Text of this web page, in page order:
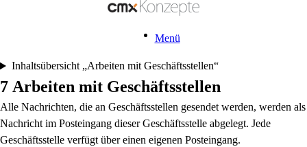
Menü
Inhaltsübersicht „Arbeiten mit Geschäftsstellen“
7 Arbeiten mit Geschäftsstellen
Alle Nachrichten, die an Geschäftsstellen gesendet werden, werden als
Nachricht im Posteingang dieser Geschäftsstelle abgelegt. Jede
Geschäftsstelle verfügt über einen eigenen Posteingang.